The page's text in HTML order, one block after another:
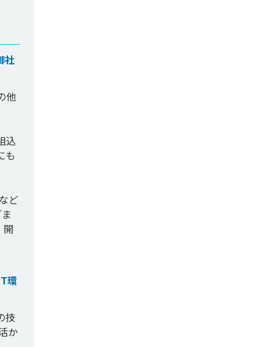
社
他
込
も
ど
開
環
技
か